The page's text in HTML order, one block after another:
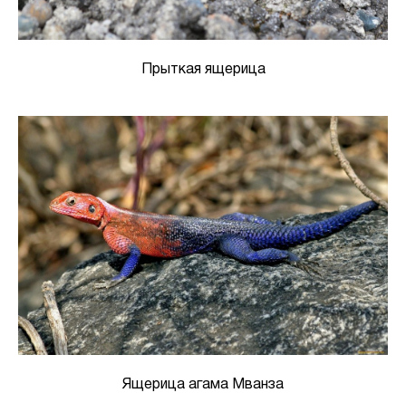
Прыткая ящерица
Ящерица агама Мванза